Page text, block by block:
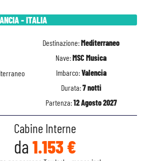
- ITALIA
Destinazione:Mediterraneo
Nave:MSC Musica
Imbarco:Valencia
Durata:7 notti
Partenza:12 Agosto 2027
Cabine Interne
da 1.153 €